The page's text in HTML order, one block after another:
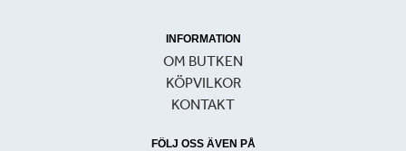
INFORMATION
OM BUTKEN
KÖPVILKOR
KONTAKT
FÖLJ OSS ÄVEN PÅ